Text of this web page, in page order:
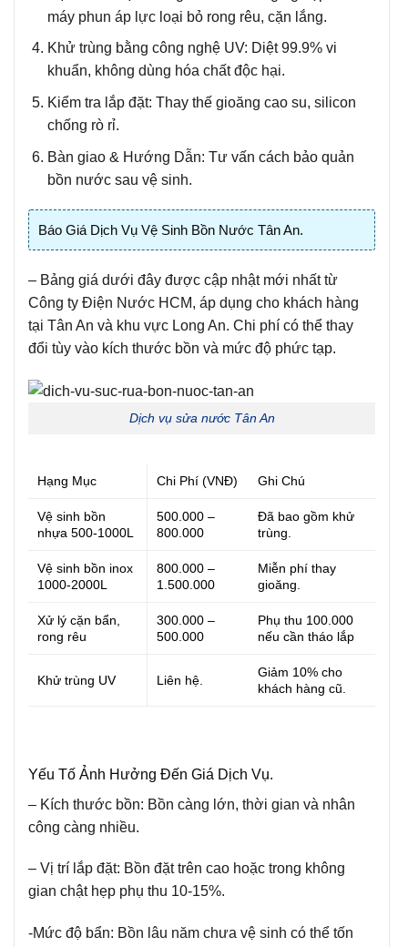
máy phun áp lực loại bỏ rong rêu, cặn lắng.
Khử trùng bằng công nghệ UV: Diệt 99.9% vi
khuẩn, không dùng hóa chất độc hại.
Kiểm tra lắp đặt: Thay thế gioăng cao su, silicon
chống rò rỉ.
Bàn giao & Hướng Dẫn: Tư vấn cách bảo quản
bồn nước sau vệ sinh.
Báo Giá Dịch Vụ Vệ Sinh Bồn Nước Tân An.
– Bảng giá dưới đây được cập nhật mới nhất từ
Công ty Điện Nước HCM, áp dụng cho khách hàng
tại Tân An và khu vực Long An. Chi phí có thể thay
đổi tùy vào kích thước bồn và mức độ phức tạp.
Dịch vụ sửa nước Tân An
Hạng Mục Chi Phí (VNĐ) Ghi Chú
Vệ sinh bồn
nhựa 500-1000L
500.000 –
800.000
Đã bao gồm khử
trùng.
Vệ sinh bồn inox
1000-2000L
800.000 –
1.500.000
Miễn phí thay
gioăng.
Xử lý cặn bẩn,
rong rêu
300.000 –
500.000
Phụ thu 100.000
nếu cần tháo lắp
Khử trùng UV Liên hệ.
Giảm 10% cho
khách hàng cũ.
Yếu Tố Ảnh Hưởng Đến Giá Dịch Vụ.
– Kích thước bồn: Bồn càng lớn, thời gian và nhân
công càng nhiều.
– Vị trí lắp đặt: Bồn đặt trên cao hoặc trong không
gian chật hẹp phụ thu 10-15%.
-Mức độ bẩn: Bồn lâu năm chưa vệ sinh có thể tốn